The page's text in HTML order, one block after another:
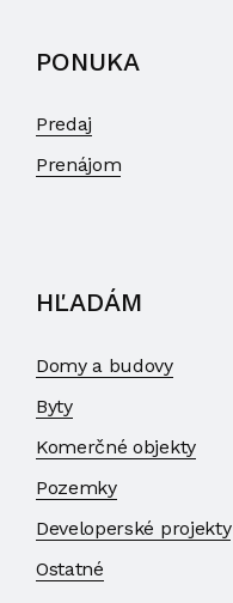
PONUKA
Predaj
Prenájom
HĽADÁM
Domy a budovy
Byty
Komerčné objekty
Pozemky
Developerské projekty
Ostatné